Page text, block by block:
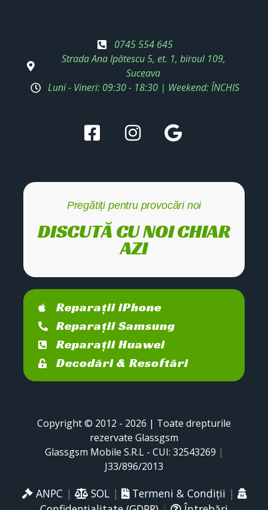
0745 554 645
Strada Ana Ipătescu 5, et. 1, biroul 109,
Suceava
Luni - Vineri: 09:30 - 18:30 | Weekend: ÎNCHIS
Pregătiți pentru provocări noi
DISCUTĂ CU NOI CHIAR
AZI
Reparații iPhone
Reparații Samsung
Reparații Huawei
Decodări & Resoftări
Copyright © 2012 - 2026 | Toate drepturile
rezervate Glassgsm
Glassgsm Mobile S.R.L - CUI: 32543269 |
J33/896/2013
ANPC | SOL| Termeni & Condiții |